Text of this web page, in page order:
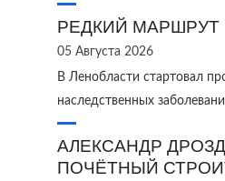
РЕДКИЙ МАРШРУТ
05 Августа 2026
В Ленобласти стартовал
наследственных
АЛЕКСАНДР
ПОЧЁТНЫЙ